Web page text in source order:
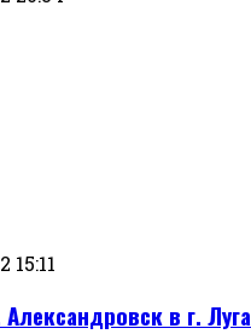
15:11
в г.